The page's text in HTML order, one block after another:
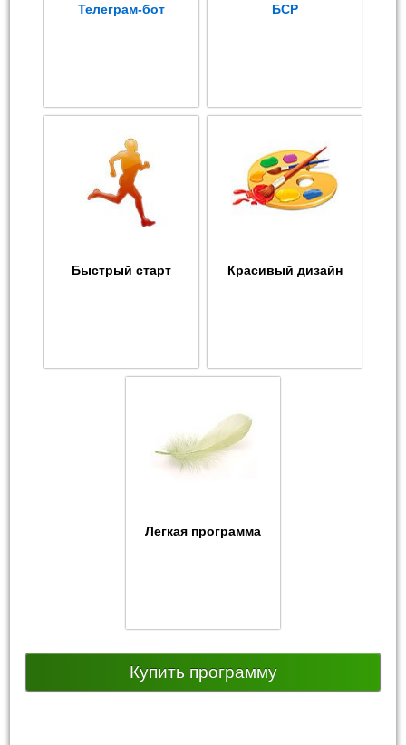
Телеграм-бот БСР
Быстрый старт Красивый дизайн
Легкая программа
Купить программу